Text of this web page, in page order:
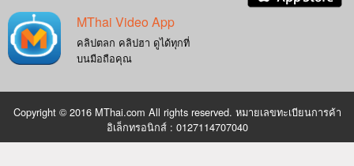
MThai Video App
คลิปตลก คลิปฮา ดูได้ทุกที่
บนมือถือคุณ
Copyright © 2016 MThai.com All rights reserved. หมายเลขทะเบียนการค้า
อิเล็กทรอนิกส์ : 0127114707040